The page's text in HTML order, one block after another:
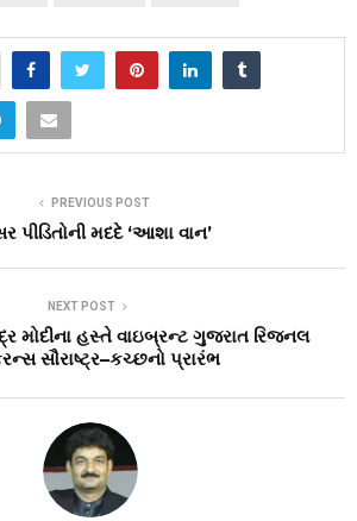
PREVIOUS POST
પીડિતોની મદદે ‘આશા વાન’
NEXT POST
મોદીના હસ્તે વાઇબ્રન્ટ ગુજરાત રિજનલ
સૌરાષ્ટ્ર–કચ્છનો પ્રારંભ